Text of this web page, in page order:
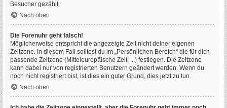
Besucher gezählt.
Nach oben
Die Forenuhr geht falsch!
Möglicherweise entspricht die angezeigte Zeit nicht deiner eigenen
Zeitzone. In diesem Fall solltest du im „Persönlichen Bereich“ die für dich
passende Zeitzone (Mitteleuropäische Zeit, ...) festlegen. Die Zeitzone
kann dabei nur von registrierten Benutzern geändert werden. Wenn du
noch nicht registriert bist, ist dies ein guter Grund, dies jetzt zu tun.
Nach oben